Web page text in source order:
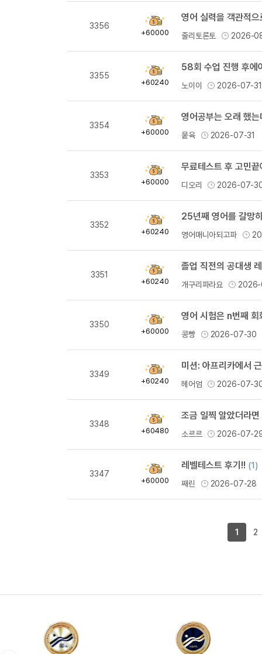
3356
획
득
+60000
영어 실력을 객관적
줄리토론토 2026-
3355
획
득
+60240
58회 수업 진행 후에
노이이 2026-07-31
3354
획
득
+60000 뭍육 2026-07-31
3353
획
득
+60000
무료테스트 후 고민
디오리 2026-07-
3352
획
득
+60240
25년째 영어를 갈망
영어매니아되고파
3351
획
득
+60240
졸업 직전의 공대생
개구리파라요
3350
획
득
+60000
영어 시험은 n번째
콩빵 2026-07-30
3349
획
득
+60240
미션: 아프리카에서
헤어엄 2026-07-
3348
획
득
+60480
조금 일찍 알았더라
소르르 2026-07-
3347
획
득
+60000
레벨테스트 후기!! (1)
째린
2026-07-28
1 2